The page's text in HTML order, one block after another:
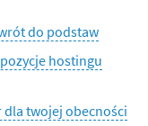
do podstaw
hostingu
twojej obecności